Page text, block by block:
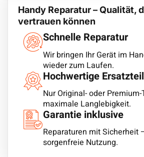
Handy Reparatur – Qualität,
vertrauen können
Schnelle Reparatur
Wir bringen Ihr Gerät im
wieder zum Laufen.
Hochwertige
Nur Original- oder
maximale Langlebigkeit.
Garantie inklusive
Reparaturen mit Sicherheit
sorgenfreie Nutzung.